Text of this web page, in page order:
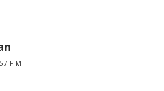
F M